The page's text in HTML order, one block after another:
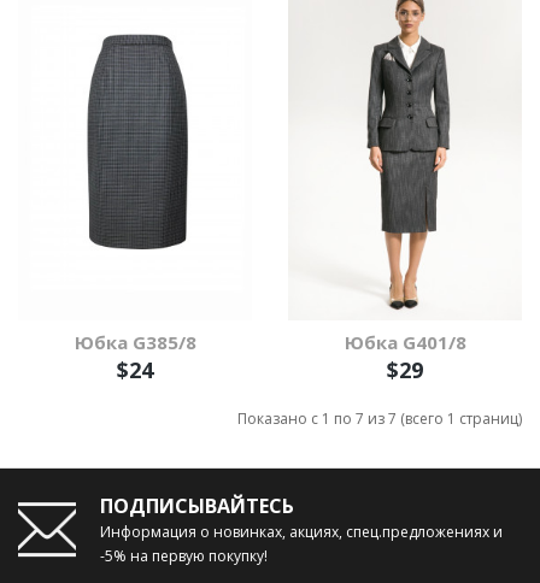
Юбка G385/8
$24
Юбка G401/8
$29
Показано с 1 по 7 из 7 (всего 1 страниц)
ПОДПИСЫВАЙТЕСЬ
Информация о новинках, акциях, спец.предложениях и
-5% на первую покупку!